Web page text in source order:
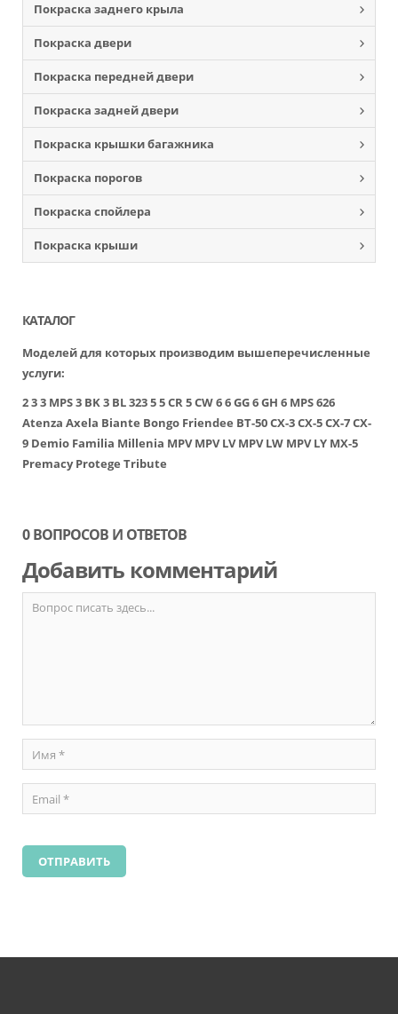
Покраска заднего крыла
Покраска двери
Покраска передней двери
Покраска задней двери
Покраска крышки багажника
Покраска порогов
Покраска спойлера
Покраска крыши
КАТАЛОГ
Моделей для которых производим вышеперечисленные
услуги:
233 MPS3 BK3 BL32355 CR5 CW66 GG6 GH 6 MPS626
Atenza Axela Biante Bongo Friendee BT-50CX-3CX-5CX-7CX-
9 Demio Familia Millenia MPV MPV LV MPV LW MPV LY MX-5
Premacy Protege Tribute
0 ВОПРОСОВ И ОТВЕТОВ
Добавить комментарий